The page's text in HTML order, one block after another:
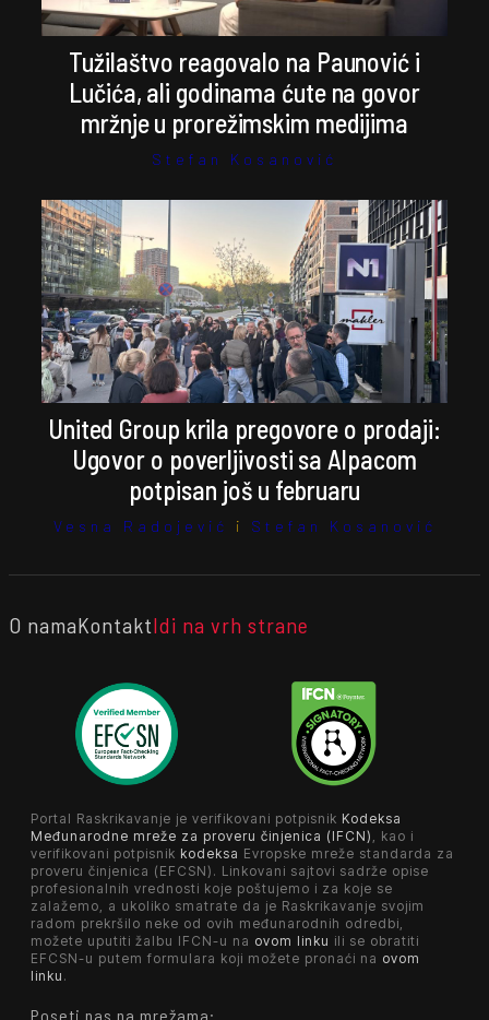
Tužilaštvo reagovalo na Paunović i
Lučića, ali godinama ćute na govor
mržnje u prorežimskim medijima
Stefan Kosanović
United Group krila pregovore o prodaji:
Ugovor o poverljivosti sa Alpacom
potpisan još u februaru
Vesna Radojević i Stefan Kosanović
O namaKontaktIdi na vrh strane
Portal Raskrikavanje je verifikovani potpisnik Kodeksa
Međunarodne mreže za proveru činjenica (IFCN) , kao i
verifikovani potpisnik kodeksa Evropske mreže standarda za
proveru činjenica (EFCSN). Linkovani sajtovi sadrže opise
profesionalnih vrednosti koje poštujemo i za koje se
zalažemo, a ukoliko smatrate da je Raskrikavanje svojim
radom prekršilo neke od ovih međunarodnih odredbi,
možete uputiti žalbu IFCN-u na ovom linku ili se obratiti
EFCSN-u putem formulara koji možete pronaći na ovom
linku .
Poseti nas na mrežama: